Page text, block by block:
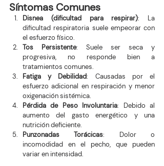
Síntomas Comunes
Disnea (dificultad para respirar): La
dificultad respiratoria suele empeorar con
el esfuerzo físico.
Tos Persistente: Suele ser seca y
progresiva, no responde bien a
tratamientos comunes.
Fatiga y Debilidad: Causadas por el
esfuerzo adicional en respiración y menor
oxigenación sistémica.
Pérdida de Peso Involuntaria: Debido al
aumento del gasto energético y una
nutrición deficiente.
Punzonadas Torácicas: Dolor o
incomodidad en el pecho, que pueden
variar en intensidad.